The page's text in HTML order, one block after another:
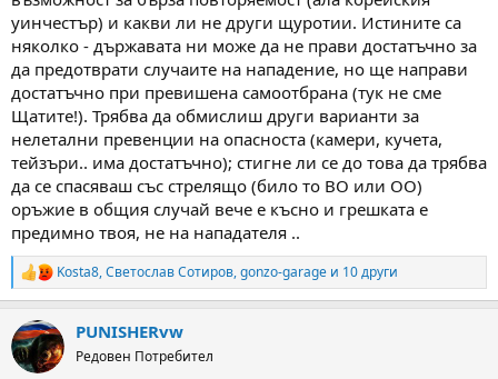
уинчестър) и какви ли не други щуротии. Истините са
няколко - държавата ни може да не прави достатъчно за
да предотврати случаите на нападение, но ще направи
достатъчно при превишена самоотбрана (тук не сме
Щатите!). Трябва да обмислиш други варианти за
нелетални превенции на опасноста (камери, кучета,
тейзъри.. има достатъчно); стигне ли се до това да трябва
да се спасяваш със стрелящо (било то ВО или ОО)
оръжие в общия случай вече е късно и грешката е
предимно твоя, не на нападателя ..
R
e
c
t
i
Kosta8,Светослав Сотиров,gonzo-garage и 10 други
PUNISHERvw
Редовен Потребител